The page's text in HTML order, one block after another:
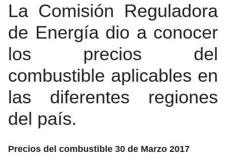
La Comisión Reguladora
de Energía dio a conocer
los precios del
combustible aplicables en
las diferentes regiones
del país.
Precios del combustible 30 de Marzo 2017